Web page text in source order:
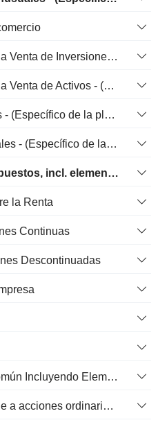
Ganancia (Pérdida) en la Venta de Inversiones - (Específico de la Plantilla)
Ganancia (Pérdida) en la Venta de Activos - (Específico del Modelo)
Depreciación de activos - (Específico de la plantilla)
Otros Elementos Inusuales - (Específico de la Plantilla)
Resultado antes de impuestos, incl. elementos inusuales
la Renta
Continuas
Descontinuadas
Ingreso Neto para el Común Incluyendo Elementos Extraordinarios
Resultado neto atribuible a acciones ordinarias excl. elementos extraordinarios